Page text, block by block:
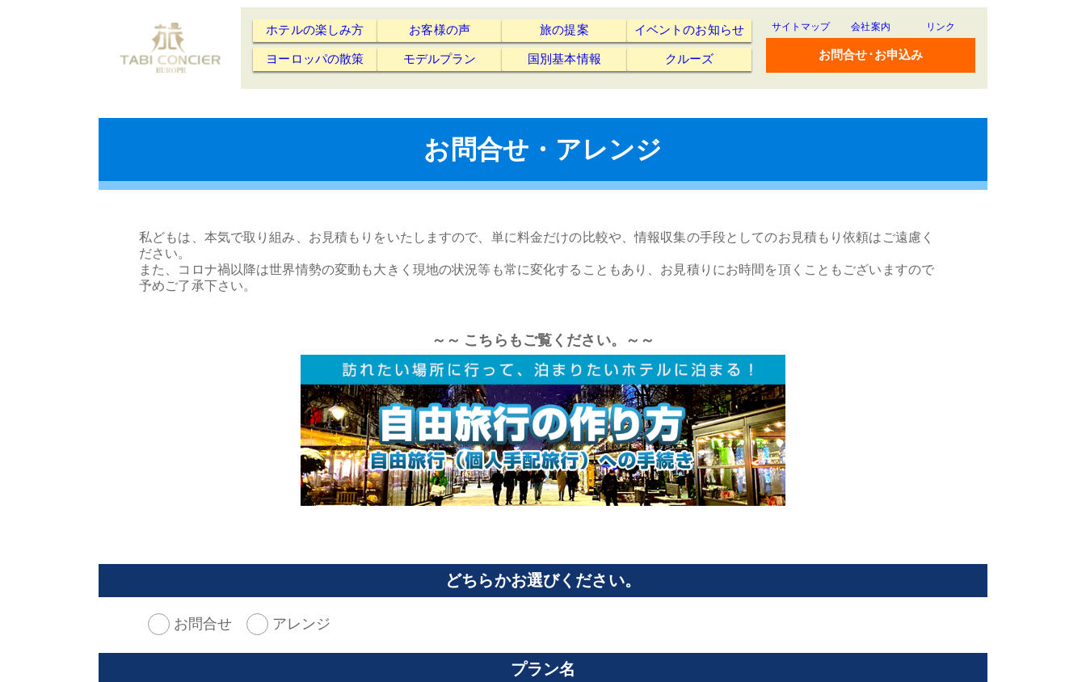
ホテルの楽しみ方 お客様の声 旅の提案
イベントのお知らせ
ヨーロッパの散策
モデルプラン 国別基本情報 クルーズ
サイトマップ 会社案内 リンク
お問合せ･お申込み
お問合せ・アレンジ
私どもは、本気で取り組み、お見積もりをいたしますので、単に料金だけの比較や、情報収集の手段としてのお見積もり依頼はご遠慮く
ださい。
また、コロナ禍以降は世界情勢の変動も大きく現地の状況等も常に変化することもあり、お見積りにお時間を頂くこともございますので
予めご了承下さい。
～～ こちらもご覧ください。～～
どちらかお選びください。
お問合せ アレンジ
プラン名